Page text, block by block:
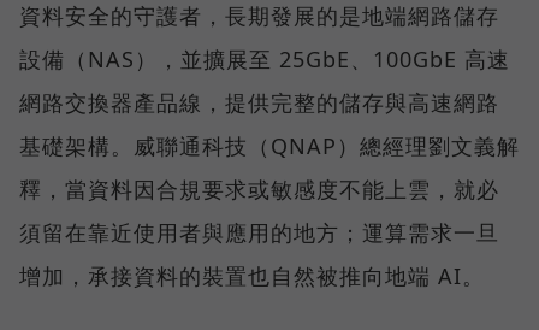
資料安全的守護者，長期發展的是地端網路儲存
設備（NAS），並擴展至 25GbE、100GbE 高速
網路交換器產品線，提供完整的儲存與高速網路
基礎架構。威聯通科技（QNAP）總經理劉文義解
釋，當資料因合規要求或敏感度不能上雲，就必
須留在靠近使用者與應用的地方；運算需求一旦
增加，承接資料的裝置也自然被推向地端 AI。